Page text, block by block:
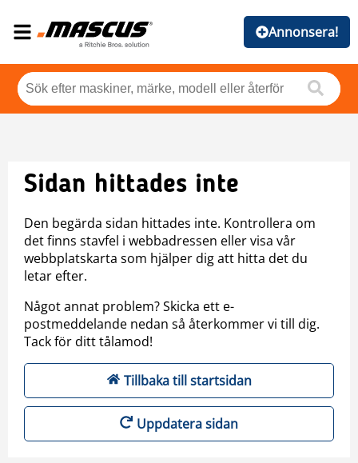
Annonsera!
Sidan hittades inte
Den begärda sidan hittades inte. Kontrollera om
det finns stavfel i webbadressen eller visa vår
webbplatskarta som hjälper dig att hitta det du
letar efter.
Något annat problem? Skicka ett e-
postmeddelande nedan så återkommer vi till dig.
Tack för ditt tålamod!
Tillbaka till startsidan
Uppdatera sidan